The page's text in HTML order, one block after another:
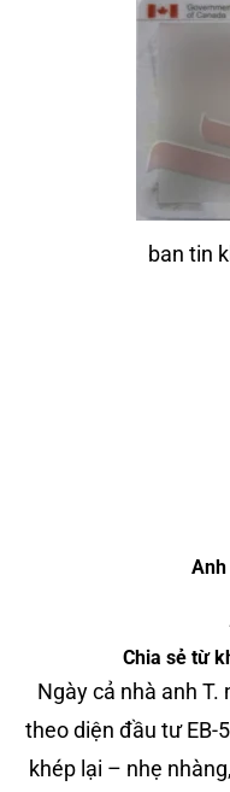
ban tin
Chia sẻ từ
Ngày cả nhà anh
theo diện đầu tư EB-
khép lại – nhẹ